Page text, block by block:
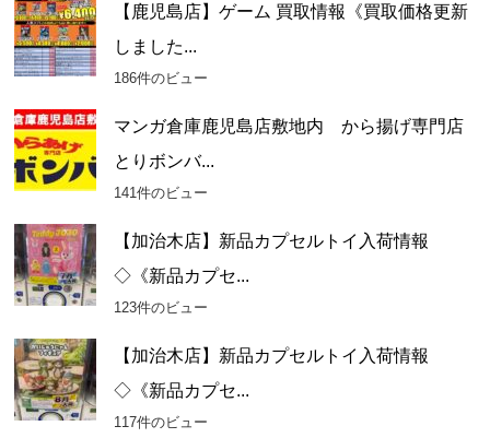
【鹿児島店】ゲーム 買取情報《買取価格更新
しました...
186件のビュー
マンガ倉庫鹿児島店敷地内 から揚げ専門店
とりボンバ...
141件のビュー
【加治木店】新品カプセルトイ入荷情報
◇《新品カプセ...
123件のビュー
【加治木店】新品カプセルトイ入荷情報
◇《新品カプセ...
117件のビュー